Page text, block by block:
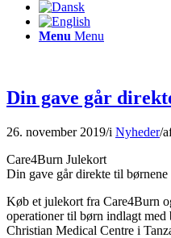
Menu Menu
Din gave går
26. november 2019/i Nyheder/
Care4Burn Julekort
Din gave går direkte til børnene
Køb et julekort fra Care4Burn
operationer til børn indlagt med
Christian Medical Centre i